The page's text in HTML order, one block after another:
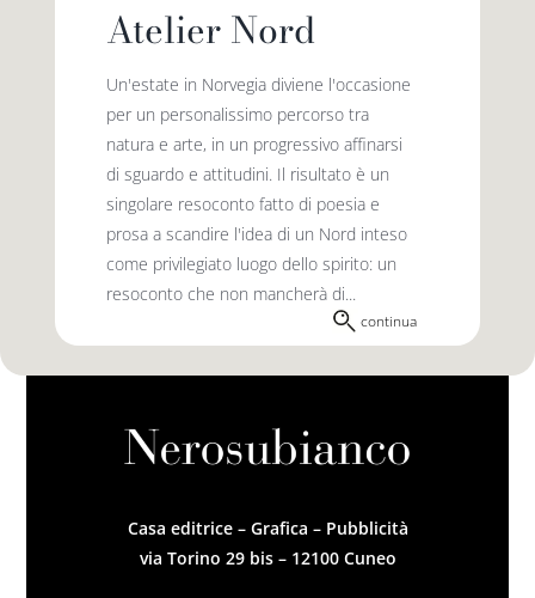
Atelier Nord
Un'estate in Norvegia diviene l'occasione
per un personalissimo percorso tra
natura e arte, in un progressivo affinarsi
di sguardo e attitudini. Il risultato è un
singolare resoconto fatto di poesia e
prosa a scandire l'idea di un Nord inteso
come privilegiato luogo dello spirito: un
resoconto che non mancherà di...
continua
Casa editrice – Grafica – Pubblicità
via Torino 29 bis – 12100 Cuneo